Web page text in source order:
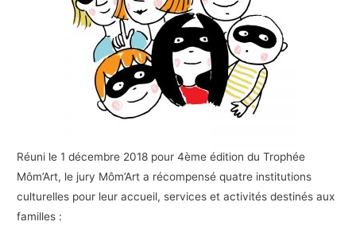
Réuni le 1 décembre 2018 pour 4ème édition du Trophée
Môm’Art, le jury Môm’Art a récompensé quatre institutions
culturelles pour leur accueil, services et activités destinés aux
familles :